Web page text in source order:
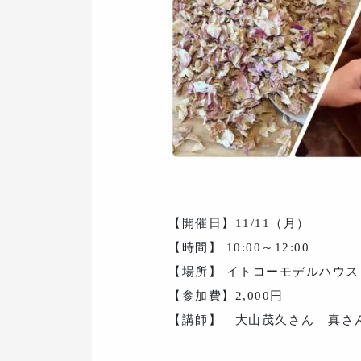
【開催日】11/11（月）
【時間】 10:00～12:00
【場所】 イトコーモデルハウス
【参加費】2,000円
【講師】 大山茂久さん 真さ